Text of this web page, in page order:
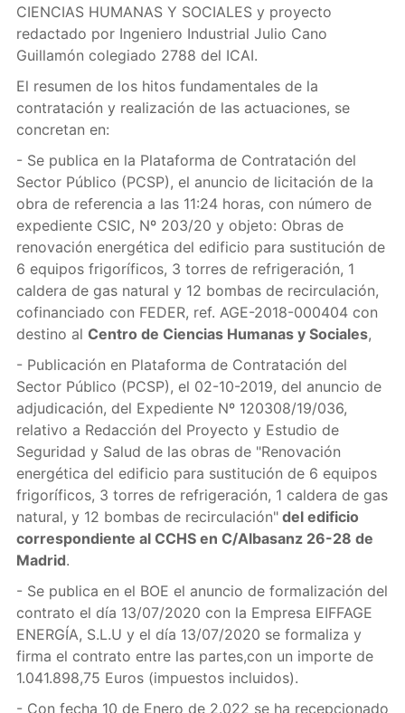
CIENCIAS HUMANAS Y SOCIALES y proyecto
redactado por Ingeniero Industrial Julio Cano
Guillamón colegiado 2788 del ICAI.
El resumen de los hitos fundamentales de la
contratación y realización de las actuaciones, se
concretan en:
- Se publica en la Plataforma de Contratación del
Sector Público (PCSP), el anuncio de licitación de la
obra de referencia a las 11:24 horas, con número de
expediente CSIC, Nº 203/20 y objeto: Obras de
renovación energética del edificio para sustitución de
6 equipos frigoríficos, 3 torres de refrigeración, 1
caldera de gas natural y 12 bombas de recirculación,
cofinanciado con FEDER, ref. AGE-2018-000404 con
destino al Centro de Ciencias Humanas y Sociales,
- Publicación en Plataforma de Contratación del
Sector Público (PCSP), el 02-10-2019, del anuncio de
adjudicación, del Expediente Nº 120308/19/036,
relativo a Redacción del Proyecto y Estudio de
Seguridad y Salud de las obras de "Renovación
energética del edificio para sustitución de 6 equipos
frigoríficos, 3 torres de refrigeración, 1 caldera de gas
natural, y 12 bombas de recirculación"del edificio
correspondiente al CCHS en C/Albasanz 26-28 de
Madrid.
- Se publica en el BOE el anuncio de formalización del
contrato el día 13/07/2020 con la Empresa EIFFAGE
ENERGÍA, S.L.U y el día 13/07/2020 se formaliza y
firma el contrato entre las partes,con un importe de
1.041.898,75 Euros (impuestos incluidos).
- Con fecha 10 de Enero de 2.022 se ha recepcionado